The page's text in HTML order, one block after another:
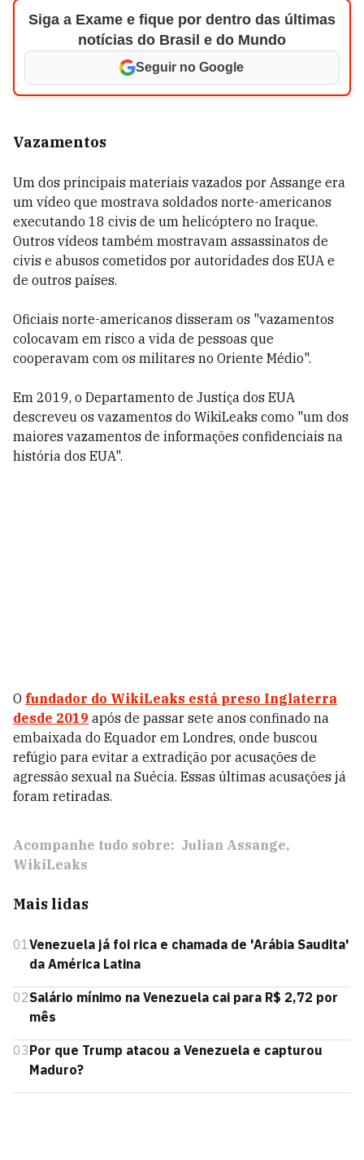
Siga a Exame e fique por dentro das últimas
notícias do Brasil e do Mundo
Seguir no Google
Vazamentos
Um dos principais materiais vazados por Assange era
um vídeo que mostrava soldados norte-americanos
executando 18 civis de um helicóptero no Iraque.
Outros vídeos também mostravam assassinatos de
civis e abusos cometidos por autoridades dos EUA e
de outros países.
Oficiais norte-americanos disseram os "vazamentos
colocavam em risco a vida de pessoas que
cooperavam com os militares no Oriente Médio".
Em 2019, o Departamento de Justiça dos EUA
descreveu os vazamentos do WikiLeaks como "um dos
maiores vazamentos de informações confidenciais na
história dos EUA".
O fundador do WikiLeaks está preso Inglaterra
desde 2019 após de passar sete anos confinado na
embaixada do Equador em Londres, onde buscou
refúgio para evitar a extradição por acusações de
agressão sexual na Suécia. Essas últimas acusações já
foram retiradas.
Acompanhe tudo sobre: Julian Assange
WikiLeaks
Mais lidas
01Venezuela já foi rica e chamada de 'Arábia Saudita'
da América Latina
02Salário mínimo na Venezuela cai para R$ 2,72 por
mês
03Por que Trump atacou a Venezuela e capturou
Maduro?